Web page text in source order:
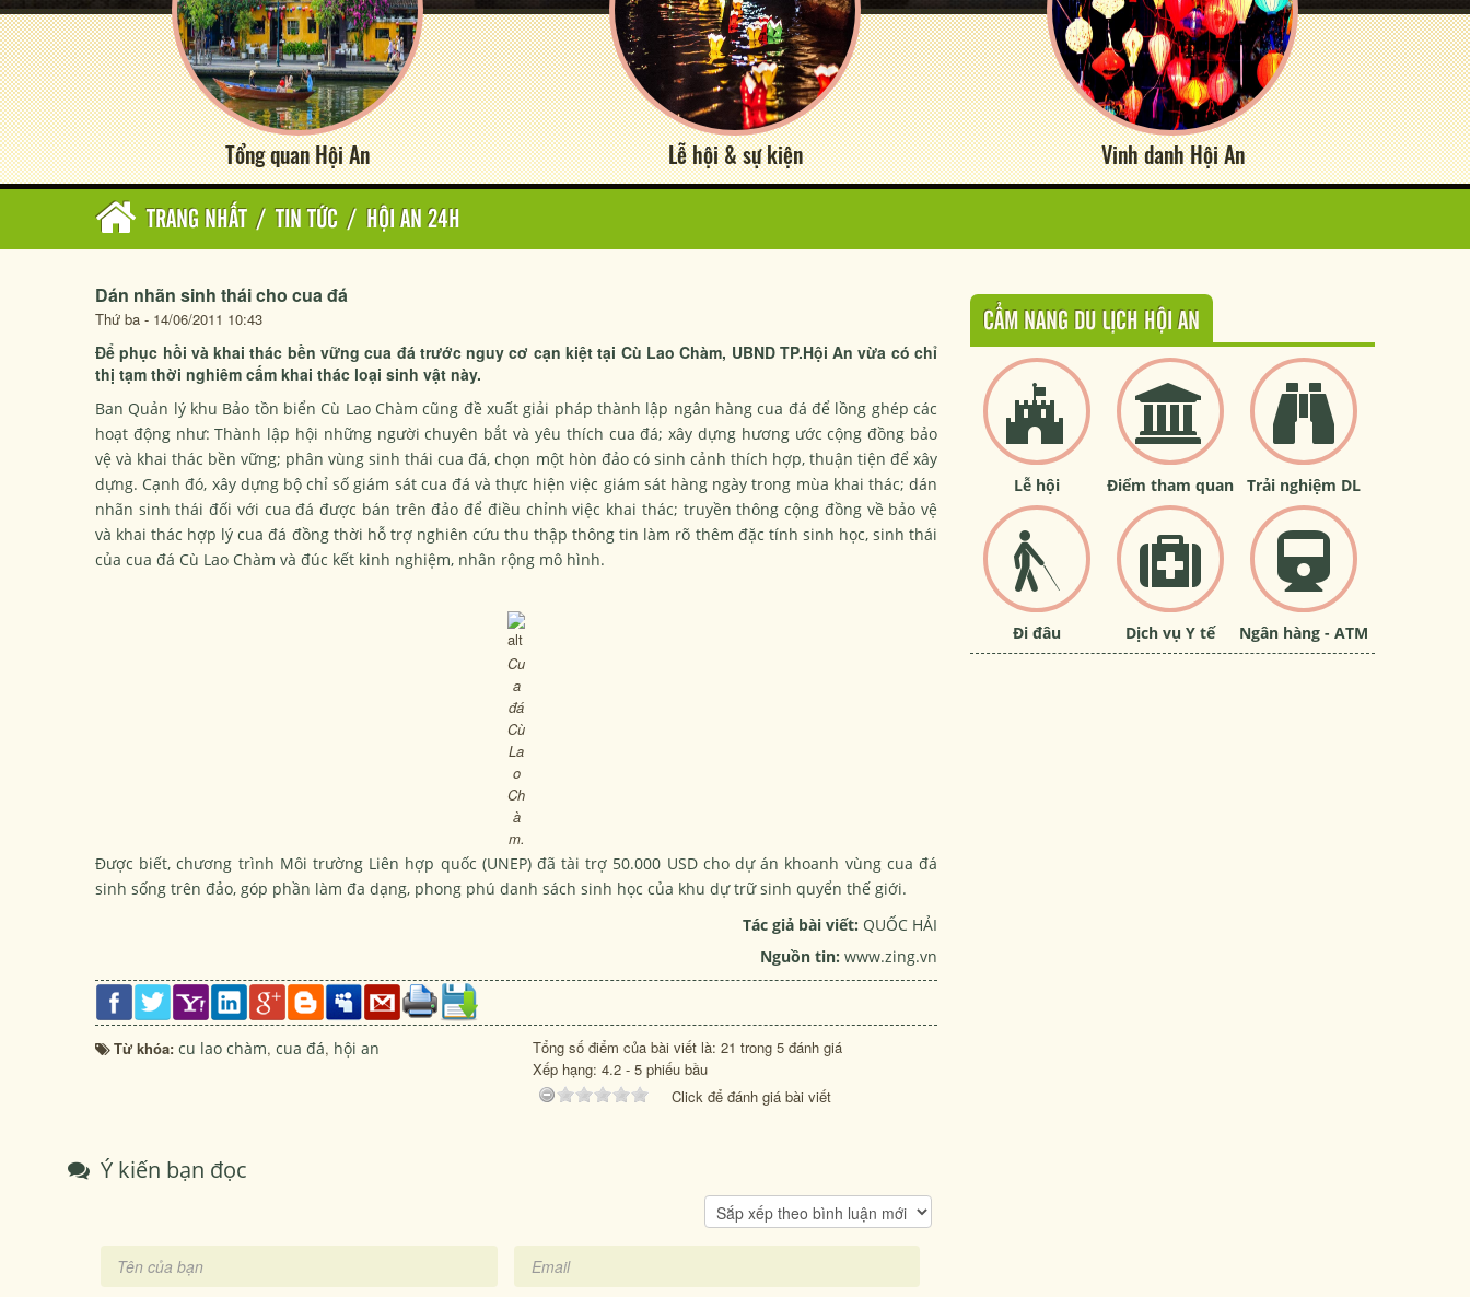
Tổng quan Hội An Lễ hội & sự kiện Vinh danh Hội An
TRANG NHẤT / TIN TỨC / HỘI AN 24H
Dán nhãn sinh thái cho cua đá
Thứ ba - 14/06/2011 10:43
Để phục hồi và khai thác bền vững cua đá trước nguy cơ cạn kiệt tại Cù Lao Chàm, UBND TP.Hội An vừa có chỉ
thị tạm thời nghiêm cấm khai thác loại sinh vật này.
Ban Quản lý khu Bảo tồn biển Cù Lao Chàm cũng đề xuất giải pháp thành lập ngân hàng cua đá để lồng ghép các
hoạt động như: Thành lập hội những người chuyên bắt và yêu thích cua đá; xây dựng hương ước cộng đồng bảo
vệ và khai thác bền vững; phân vùng sinh thái cua đá, chọn một hòn đảo có sinh cảnh thích hợp, thuận tiện để xây
dựng. Cạnh đó, xây dựng bộ chỉ số giám sát cua đá và thực hiện việc giám sát hàng ngày trong mùa khai thác; dán
nhãn sinh thái đối với cua đá được bán trên đảo để điều chỉnh việc khai thác; truyền thông cộng đồng về bảo vệ
và khai thác hợp lý cua đá đồng thời hỗ trợ nghiên cứu thu thập thông tin làm rõ thêm đặc tính sinh học, sinh thái
của cua đá Cù Lao Chàm và đúc kết kinh nghiệm, nhân rộng mô hình.
Cu
a
đá
Cù
La
o
Ch
à
m.
Được biết, chương trình Môi trường Liên hợp quốc (UNEP) đã tài trợ 50.000 USD cho dự án khoanh vùng cua đá
sinh sống trên đảo, góp phần làm đa dạng, phong phú danh sách sinh học của khu dự trữ sinh quyển thế giới.
Tác giả bài viết: QUỐC HẢI
Nguồn tin: www.zing.vn
Từ khóa: cu lao chàm, cua đá, hội an
Tổng số điểm của bài viết là: 21 trong 5 đánh giá
Xếp hạng: 4.2 - 5 phiếu bầu
Click để đánh giá bài viết
Ý kiến bạn đọc
CẨM NANG DU LỊCH HỘI AN
Lễ hội Điểm tham quan Trải nghiệm DL
Đi đâu Dịch vụ Y tế Ngân hàng - ATM